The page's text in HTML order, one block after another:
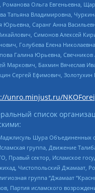
Романова Ольга Евгеньевна,
Татьяна Владимировна,
Саранг Анна
Симонов Алексей
Голубева Елена
Галина Юрьевна,
Маркович, Бахмин Вячеслав
Сергей Ефимович,
unro.minjust.ru/
список
Шура Объединенных
группа, Движение
Правый сектор, Исламское
Чистопольский Джамаат,
группа “Джамаат
Партия исламского